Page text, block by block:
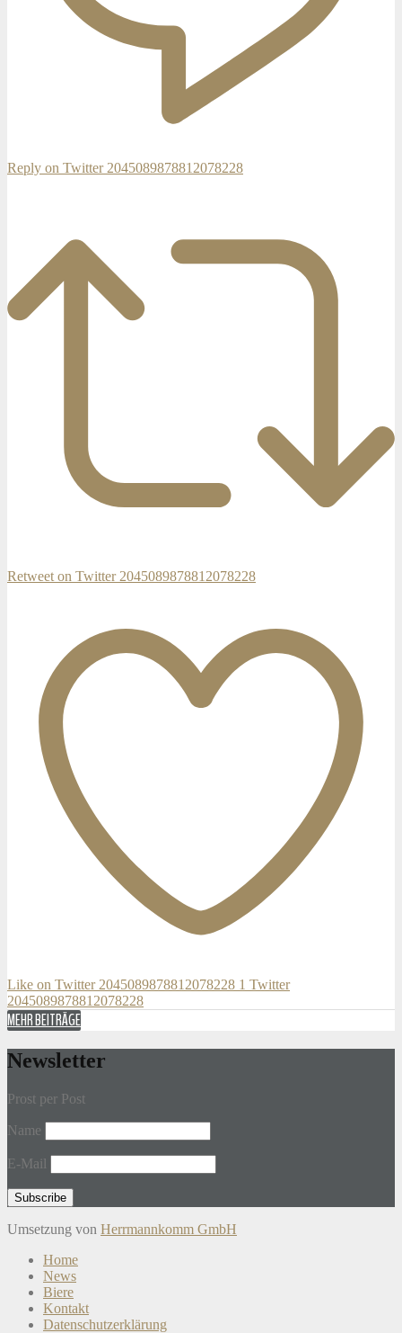
Reply on Twitter 2045089878812078228
Retweet on Twitter 2045089878812078228
Like on Twitter 2045089878812078228 1 Twitter
2045089878812078228
MEHR BEITRÄGE
Newsletter
Prost per Post
Name
E-Mail
Umsetzung von Herrmannkomm GmbH
Home
News
Biere
Kontakt
Datenschutzerklärung